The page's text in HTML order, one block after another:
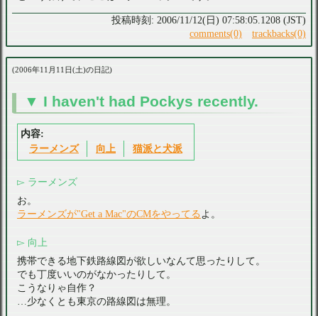
2006/11/12(日) 07:58:05.1208 (JST)
comments(0)
trackbacks(0)
2006年11月11日(土)の日記
I haven't had Pockys recently.
ラーメンズ 向上 猫派と犬派
ラーメンズ
お。
ラーメンズが"Get a Mac"のCMをやってる よ。
向上
携帯できる地下鉄路線図が欲しいなんて思ったりして。
でも丁度いいのがなかったりして。
こうなりゃ自作？
…少なくとも東京の路線図は無理。